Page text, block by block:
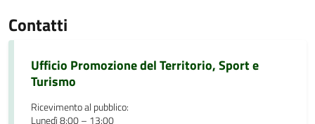
Contatti
Ufficio Promozione del Territorio, Sport e
Turismo
Ricevimento al pubblico:
Lunedì 8:00 – 13:00